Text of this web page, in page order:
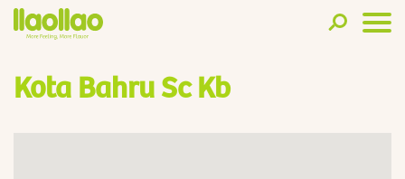
Kota Bahru Sc Kb